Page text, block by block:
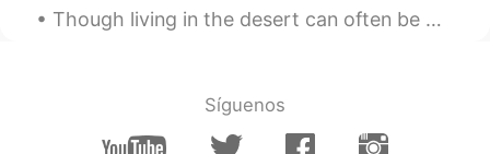
Though living in the desert can often be boring, I do really enjoy the sunsets of Arizona. The b...
Síguenos